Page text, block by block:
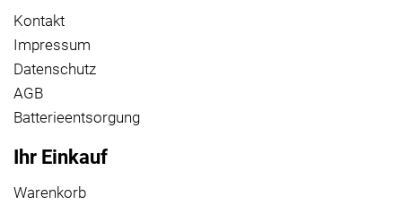
Kontakt
Impressum
Datenschutz
AGB
Batterieentsorgung
Ihr Einkauf
Warenkorb